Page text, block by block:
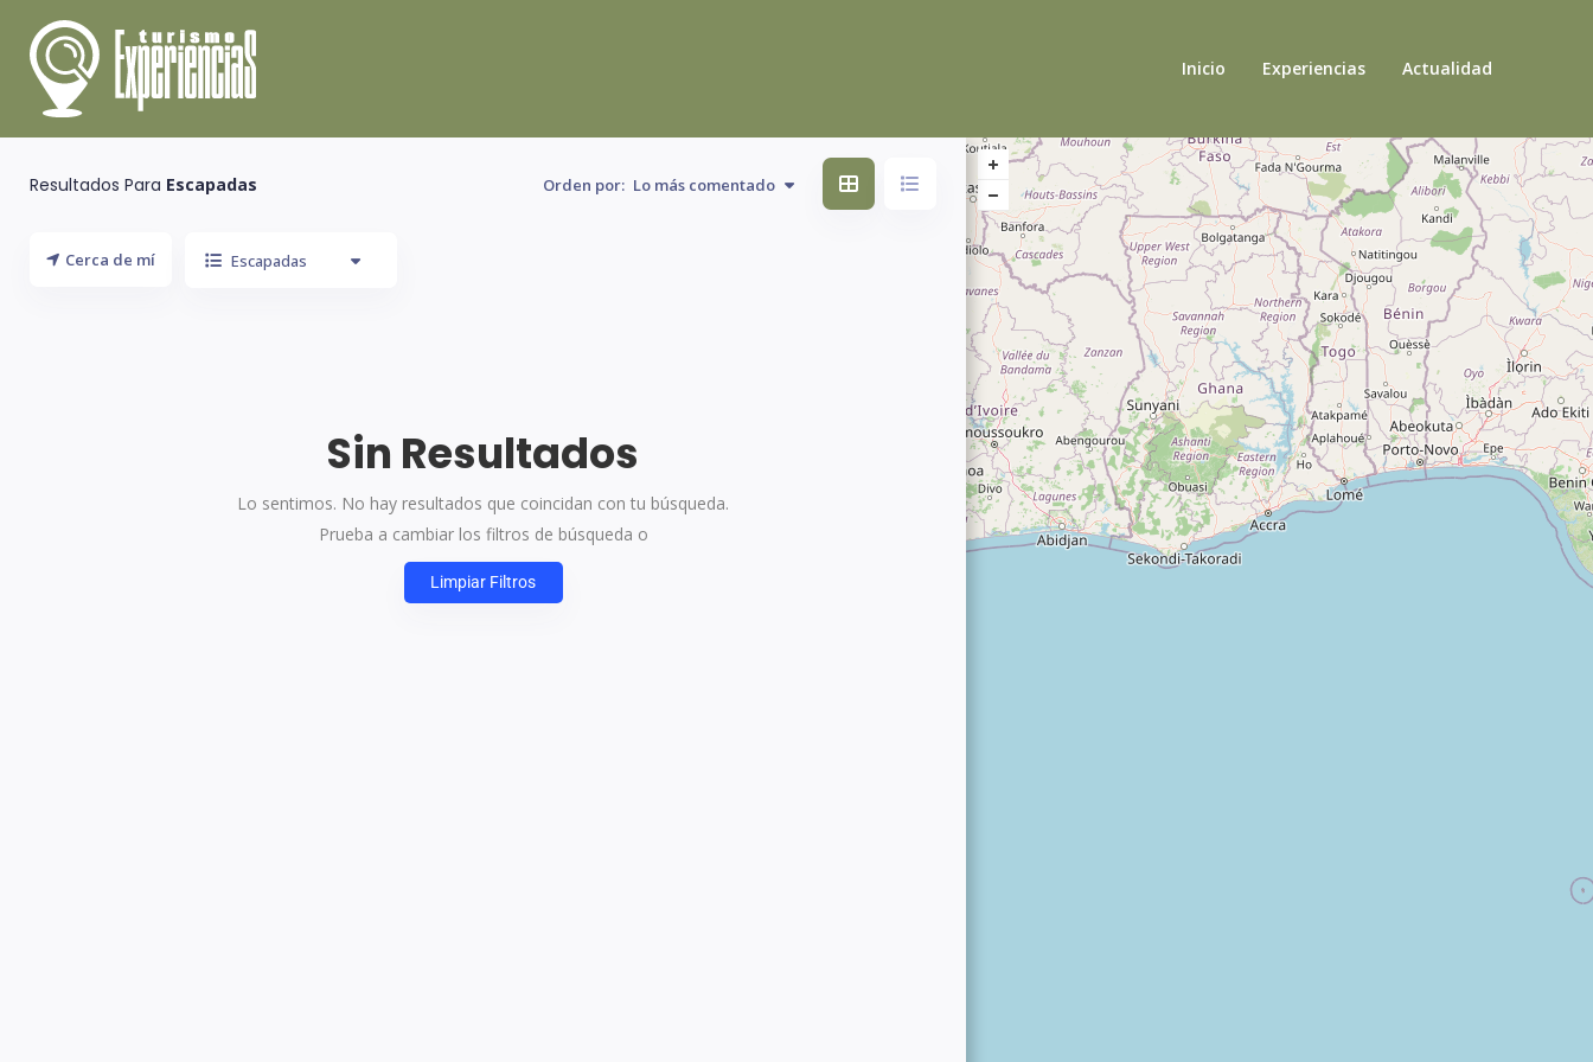
Inicio Experiencias Actualidad
Resultados Para Escapadas Orden por: Lo más comentado
Cerca de mí Escapadas
Sin Resultados
Lo sentimos. No hay resultados que coincidan con tu búsqueda.
Prueba a cambiar los filtros de búsqueda o
Limpiar Filtros